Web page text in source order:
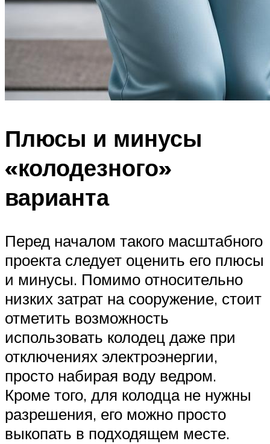
Плюсы и минусы
«колодезного»
варианта
Перед началом такого масштабного
проекта следует оценить его плюсы
и минусы. Помимо относительно
низких затрат на сооружение, стоит
отметить возможность
использовать колодец даже при
отключениях электроэнергии,
просто набирая воду ведром.
Кроме того, для колодца не нужны
разрешения, его можно просто
выкопать в подходящем месте.